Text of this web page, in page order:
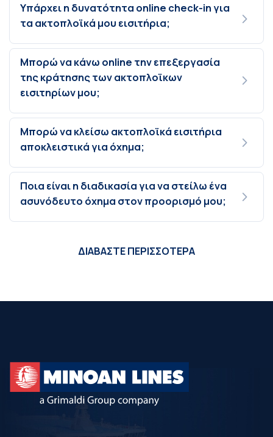
Υπάρχει η δυνατότητα online check-in για
τα ακτοπλοϊκά μου εισιτήρια;
Μπορώ να κάνω online την επεξεργασία
της κράτησης των ακτοπλοϊκων
εισιτηρίων μου;
Μπορώ να κλείσω ακτοπλοϊκά εισιτήρια
αποκλειστικά για όχημα;
Ποια είναι η διαδικασία για να στείλω ένα
ασυνόδευτο όχημα στον προορισμό μου;
ΔΙΑΒΑΣΤΕ ΠΕΡΙΣΣΟΤΕΡΑ